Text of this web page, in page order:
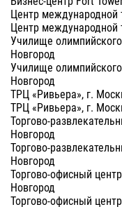
Центр международной
Центр международной
Училище
Новгород
Училище
Новгород
ТРЦ «Ривьера», г.
ТРЦ «Ривьера», г.
Торгово-
Новгород
Торгово-
Новгород
Торгово-офисный
Новгород
Торгово-офисный